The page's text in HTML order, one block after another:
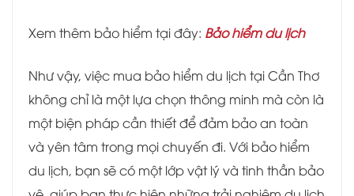
Xem thêm bảo hiểm tại đây: Bảo hiểm du lịch
Như vậy, việc mua bảo hiểm du lịch tại Cần Thơ
không chỉ là một lựa chọn thông minh mà còn là
một biện pháp cần thiết để đảm bảo an toàn
và yên tâm trong mọi chuyến đi. Với bảo hiểm
du lịch, bạn sẽ có một lớp vật lý và tinh thần bảo